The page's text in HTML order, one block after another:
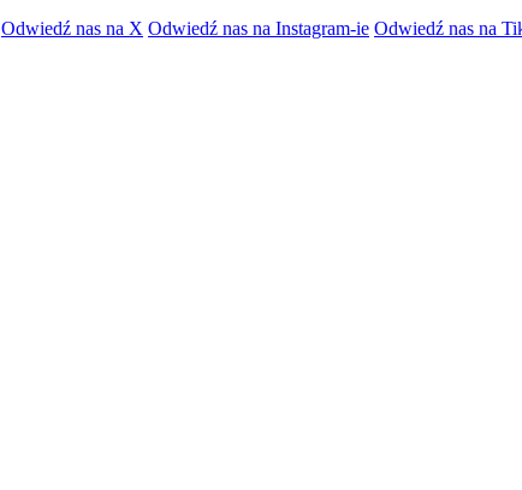
Odwiedź nas na X Odwiedź nas na Instagram-ie Odwiedź nas na